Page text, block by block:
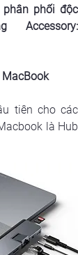
phối độc
MacBook
tiên cho các
là Hub